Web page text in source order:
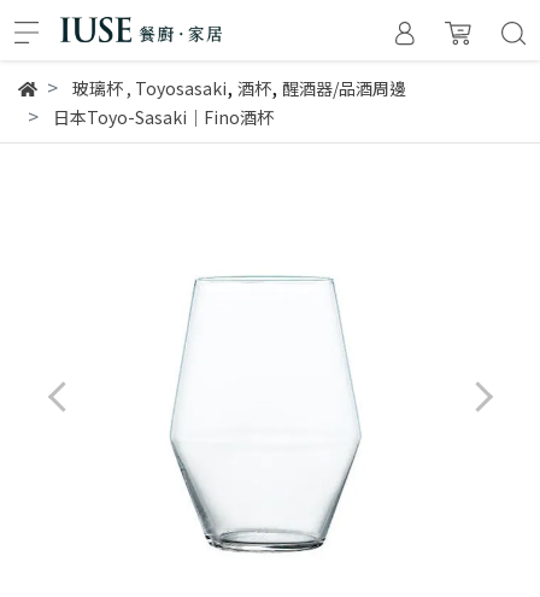
玻璃杯, Toyosasaki, 酒杯, 醒酒器/品酒周邊
日本Toyo-Sasaki｜Fino酒杯